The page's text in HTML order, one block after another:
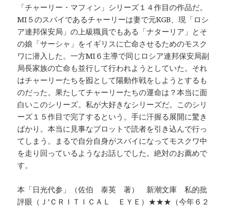
「チャーリー・マフィン」シリーズ１４作目の作品だ。
MI５のスパイであるチャーリーは妻で元KGB、現「ロシ
ア連邦保安局」の上級職員でもある「ナターリア」とそ
の娘「サーシャ」をイギリスに亡命させるためのモスク
ワに潜入した。一方MI６主導で同じロシア連邦保安局副
局長家族の亡命も並行して行われようとしていた。それ
はチャーリーたちを囮として陽動作戦をしようとするも
のだった。果たしてチャーリーたちの運命は？本当に面
白いこのシリーズ。私が大好きなシリーズだ。このシリ
ーズ１５作目で完了するという。手に汗握る展開に驚き
ばかり。本当に見事なプロットで読者を引き込んで行っ
てしまう。まるで自分自身がスパイになってモスクワ中
を走り回っているようなお話しでした。絶対のお薦めで
す。
本「日光代参」（佐伯 泰英 著） 新潮文庫 私的批
評眼（Ｊ’ＣＲＩＴＩＣＡＬ ＥＹＥ）★★★（今年６２